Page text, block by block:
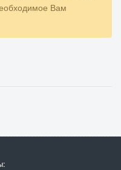
Вам